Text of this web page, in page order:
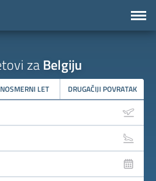
zaBelgiju
LET DRUGAČIJI POVRATAK